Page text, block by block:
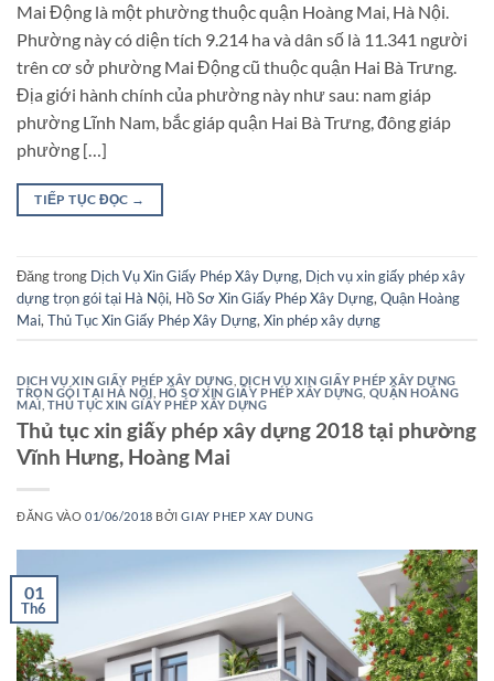
Mai Động là một phường thuộc quận Hoàng Mai, Hà Nội.
Phường này có diện tích 9.214 ha và dân số là 11.341 người
trên cơ sở phường Mai Động cũ thuộc quận Hai Bà Trưng.
Địa giới hành chính của phường này như sau: nam giáp
phường Lĩnh Nam, bắc giáp quận Hai Bà Trưng, đông giáp
phường […]
TIẾP TỤC ĐỌC →
Đăng trong Dịch Vụ Xin Giấy Phép Xây Dựng, Dịch vụ xin giấy phép xây
dựng trọn gói tại Hà Nội, Hồ Sơ Xin Giấy Phép Xây Dựng, Quận Hoàng
Mai, Thủ Tục Xin Giấy Phép Xây Dựng, Xin phép xây dựng
DỊCH VỤ XIN GIẤY PHÉP XÂY DỰNG DỊCH VỤ XIN GIẤY PHÉP XÂY DỰNG
TRỌN GÓI TẠI HÀ NỘI HỒ SƠ XIN GIẤY PHÉP XÂY DỰNG QUẬN HOÀNG
MAI THỦ TỤC XIN GIẤY PHÉP XÂY DỰNG
Thủ tục xin giấy phép xây dựng 2018 tại phường
Vĩnh Hưng, Hoàng Mai
ĐĂNG VÀO01/06/2018 BỞIGIAY PHEP XAY DUNG
01
Th6